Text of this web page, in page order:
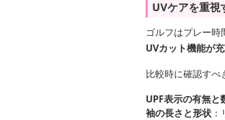
UVケアを重視
ゴルフはプレー時
UVカット機能が
比較時に確認すべ
UPF表示の有無と
袖の長さと形状